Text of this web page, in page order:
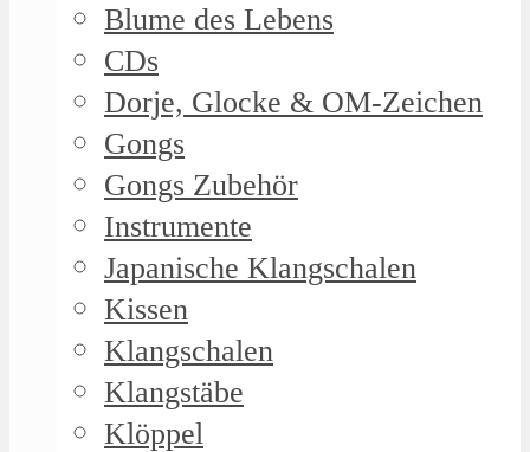
Blume des Lebens
CDs
Dorje, Glocke & OM-Zeichen
Gongs
Gongs Zubehör
Instrumente
Japanische Klangschalen
Kissen
Klangschalen
Klangstäbe
Klöppel